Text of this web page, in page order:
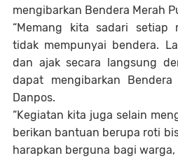
mengibarkan Bendera Merah
“Memang kita sadari setiap
tidak mempunyai bendera.
dan ajak secara langsung
dapat mengibarkan
Danpos.
“Kegiatan kita juga selain
berikan bantuan berupa roti
harapkan berguna bagi